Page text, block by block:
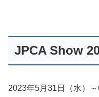
JPCA Show
2023年5月31日（水）